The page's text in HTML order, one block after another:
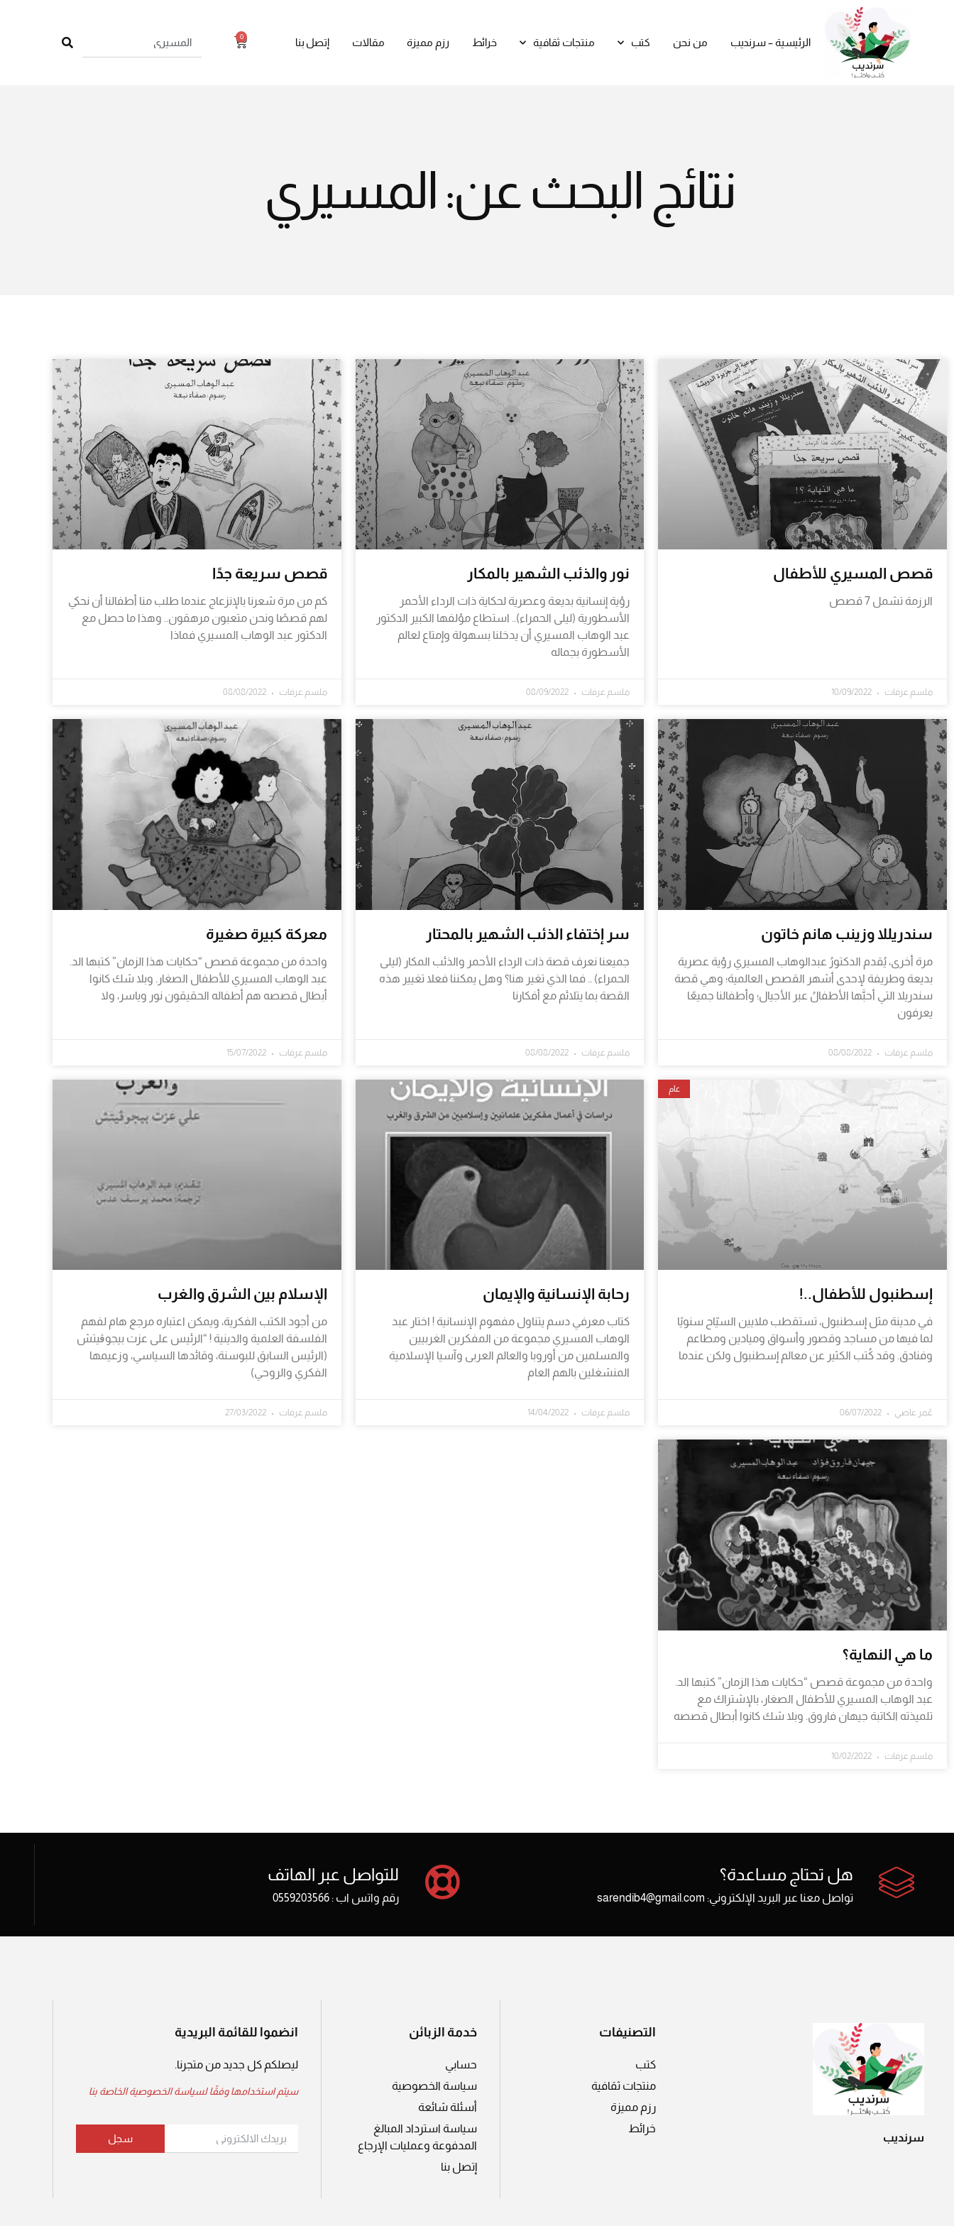
الرئيسية – سرنديب من نحن كتب منتجات ثقافية خرائط رزم مميزة مقالات إتصل بنا 0
نتائج البحث عن: المسيري
قصص المسيري للأطفال
الرزمة تشمل 7 قصص
ملسم عرفات
نور والذئب الشهير بالمكار
رؤية إنسانية بديعة وعصرية لحكاية ذات الرداء الأحمر
الأسطورية (ليلى الحمراء).. استطاع مؤلفها الكبير الدكتور
عبد الوهاب المسيري أن يدخلنا بسهولة وإمتاع لعالم
الأسطورة بجماله
ملسم عرفات
قصص سريعة جدًا
كم من مرة شعرنا بالإنزعاج عندما طلب منا أطفالنا أن نحكي
لهم قصصًا ونحن متعبون مرهقون.. وهذا ما حصل مع
الدكتور عبد الوهاب المسيري فماذا
ملسم عرفات 08/08/2022
سندريللا وزينب هانم خاتون
مرة أخرى، يُقدم الدكتورُ عبدالوهاب المسيري رؤية عصرية
بديعة وطريفة لإحدى أشهر القصص العالمية؛ وهي قصة
سندريلا التي أحبَّها الأطفالُ عبر الأجيال؛ وأطفالنا جميعًا
يعرفون
ملسم عرفات
سر إختفاء الذئب الشهير بالمحتار
جميعنا نعرف قصة ذات الرداء الأحمر والذئب المكار (ليلى
الحمراء) .. فما الذي تغير هنا؟ وهل يمكننا فعلا تغيير هذه
القصة بما يتلائم مع أفكارنا
ملسم عرفات
معركة كبيرة صغيرة
واحدة من مجموعة قصص “حكايات هذا الزمان” كتبها الد.
عبد الوهاب المسيري للأطفال الصغار. وبلا شك كانوا
أبطال قصصه هم أطفاله الحقيقون نور وياسر، ولا
ملسم عرفات 15/07/2022
عام
إسطنبول للأطفال..!
في مدينة مثل إسطنبول، تستقطب ملايين السيّاح سنويًا
لما فيها من مساجد وقصور وأسواق وميادين ومطاعم
وفنادق. وقد كُتب الكثير عن معالم إسطنبول ولكن عندما
عُمر عاصي
رحابة الإنسانية والإيمان
كتاب معرفي دسم يتناول مفهوم الإنسانية ! اختار عبد
الوهاب المسيري مجموعة من المفكرين الغربيين
والمسلمين من أوروبا والعالم العربى وآسيا الإسلامية
المنشغلين بالهم العام
ملسم عرفات
الإسلام بين الشرق والغرب
من أجود الكتب الفكرية، ويمكن اعتباره مرجع هام لفهم
الفلسفة العلمية والدينية ! “الرئيس على عزت بيجوڨيتش
(الرئيس السابق للبوسنة، وقائدها السياسي، وزعيمها
الفكري والروحي)
ملسم عرفات 27/03/2022
ما هي النهاية؟
واحدة من مجموعة قصص “حكايات هذا الزمان” كتبها الد.
عبد الوهاب المسيري للأطفال الصغار، بالإشتراك مع
تلميذته الكاتبة جيهان فاروق. وبلا شك كانوا أبطال قصصه
ملسم عرفات
هل تحتاج مساعدة؟
تواصل معنا عبر البريد الإلكتروني: sarendib4@gmail.com
للتواصل عبر الهاتف
رقم واتس اب : 0559203566
سرنديب
التصنيفات
كتب
منتجات ثقافية
رزم مميزة
خرائط
خدمة الزبائن
حسابي
سياسة الخصوصية
أسئلة شائعة
سياسة استرداد المبالغ
المدفوعة وعمليات الإرجاع
إتصل بنا
انضموا للقائمة البريدية
ليصلكم كل جديد من متجرنا.
سيتم استخدامها وفقًا لسياسة الخصوصية الخاصة بنا
سجل